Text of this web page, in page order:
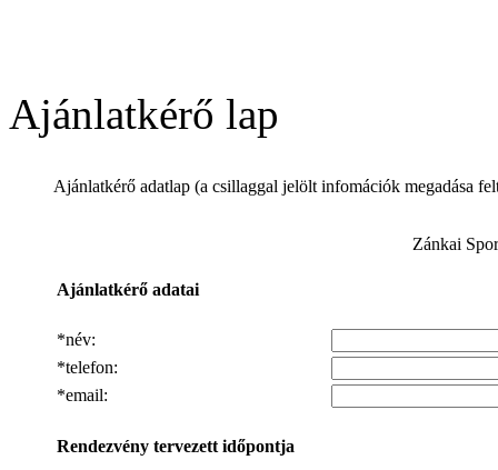
Ajánlatkérő lap
Ajánlatkérő adatlap (a csillaggal jelölt infomációk megadása
Zánkai
Ajánlatkérő adatai
*név:
*telefon:
*email:
Rendezvény tervezett időpontja